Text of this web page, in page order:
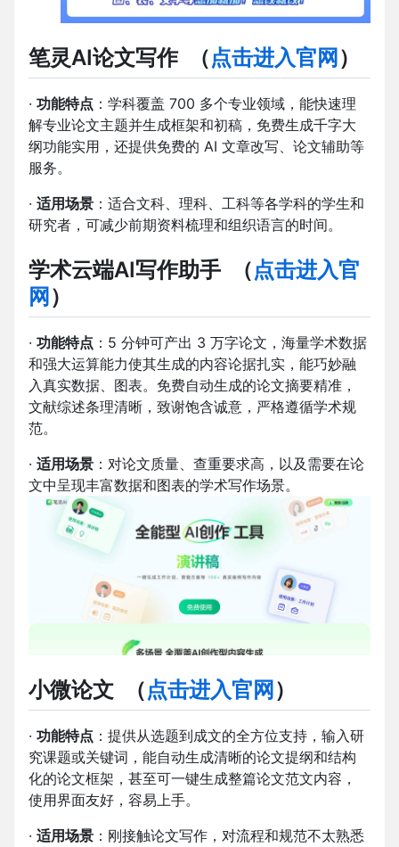
笔灵AI论文写作（点击进入官网 ）
· 功能特点 ：学科覆盖 700 多个专业领域，能快速理
解专业论文主题并生成框架和初稿，免费生成千字大
纲功能实用，还提供免费的 AI 文章改写、论文辅助等
服务。
· 适用场景 ：适合文科、理科、工科等各学科的学生和
研究者，可减少前期资料梳理和组织语言的时间。
学术云端AI写作助手 （点击进入官
网 ）
· 功能特点 ：5 分钟可产出 3 万字论文，海量学术数据
和强大运算能力使其生成的内容论据扎实，能巧妙融
入真实数据、图表。免费自动生成的论文摘要精准，
文献综述条理清晰，致谢饱含诚意，严格遵循学术规
范。
· 适用场景 ：对论文质量、查重要求高，以及需要在论
文中呈现丰富数据和图表的学术写作场景。
小微论文 （点击进入官网 ）
· 功能特点 ：提供从选题到成文的全方位支持，输入研
究课题或关键词，能自动生成清晰的论文提纲和结构
化的论文框架，甚至可一键生成整篇论文范文内容，
使用界面友好，容易上手。
· 适用场景 ：刚接触论文写作，对流程和规范不太熟悉